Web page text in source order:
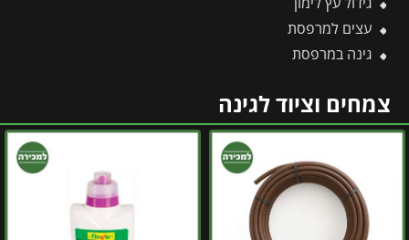
עצים למרפסת
גינה במרפסת
צמחים וציוד לגינה